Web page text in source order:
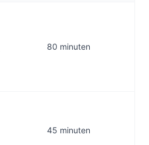
80 minuten
45 minuten